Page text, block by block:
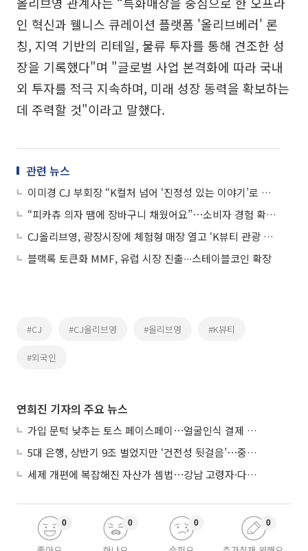
인 혁신과 웰니스 큐레이션 플랫폼 '올리브베러' 론
칭, 지역 기반의 리테일, 물류 투자를 통해 견조한 성
장을 기록했다"며 "글로벌 사업 본격화에 따라 국내
외 투자를 적극 지속하며, 미래 성장 동력을 확보하는
데 주력할 것"이라고 말했다.
관련 뉴스
이미경 CJ 부회장 “K컬처 넘어 ‘진정성 있는 이야기’로 세계 연결”
“피카츄 의자 땜에 장바구니 채웠어요”⋯소비자 경험 확장한 ‘포켓몬 올리브영’
CJ올리브영, 광장시장에 체험형 매장 열고 ‘K뷰티 관광 거점’ 확대
블랙록 토큰화 MMF, 유럽 시장 진출∙∙∙스테이블코인 확장
#CJ #CJ올리브영 #올리브영 #K뷰티
#외국인
연희진 기자의 주요 뉴스
가입 문턱 낮추는 토스 페이스페이⋯얼굴인식 결제 확산 속도낸다
5대 은행, 상반기 9조 벌었지만 ‘건전성 뒷걸음’⋯중기대출 문턱 높아지나
세제 개편에 복잡해진 자산가 셈법⋯강남 고령자·다주택자 ‘자산재편 고심’
0 0 0 0